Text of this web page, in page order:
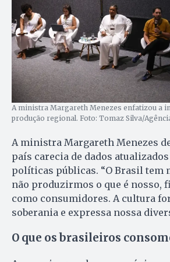
A ministra Margareth Menezes enfatizou a
produção regional. Foto: Tomaz Silva/
A ministra Margareth Menezes
país carecia de dados
políticas públicas. “O Brasil tem
não produzirmos o que é nosso,
como consumidores. A cultura
soberania e expressa nossa
O que os brasileiros